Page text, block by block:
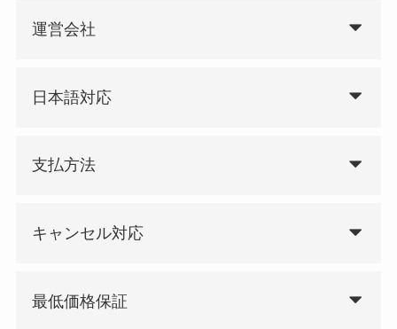
運営会社
日本語対応
支払方法
キャンセル対応
最低価格保証